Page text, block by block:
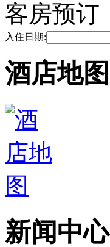
客房预订
入住日期:
酒店地图
新闻中心